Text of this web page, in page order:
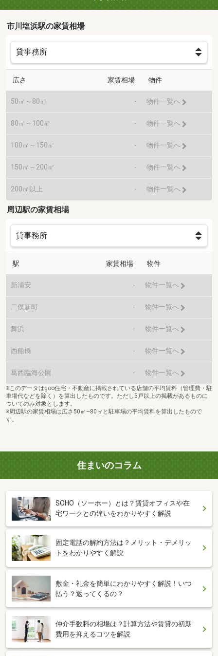
市川塩浜駅の家賃相場
広さ 家賃相場 物件
50㎡～80㎡ - 物件一覧へ
80㎡～100㎡ - 物件一覧へ
100㎡～150㎡ - 物件一覧へ
150㎡～200㎡ - 物件一覧へ
200㎡以上 - 物件一覧へ
周辺駅の家賃相場
駅 家賃相場 物件
新浦安 - 物件一覧へ
二俣新町 - 物件一覧へ
舞浜 - 物件一覧へ
西船橋 - 物件一覧へ
葛西臨海公園 - 物件一覧へ
※このデータはgoo住宅・不動産に掲載されている店舗の平均賃料（管理費・駐
車場代などを除く）を算出したものです。ただし5戸以上の掲載があるものに
ついてのみ対象とします。
※周辺駅の家賃相場は広さ50㎡~80㎡と駐車場の平均賃料を算出したもので
す。
住まいのコラム
SOHO（ソーホー）とは？賃貸オフィスや在
宅ワークとの違いをわかりやすく解説
固定電話の解約方法は？メリット・デメリッ
トをわかりやすく解説
敷金・礼金を簡単にわかりやすく解説！いつ
払う？返ってくるの？
仲介手数料の相場は？計算方法や賃貸の初期
費用を抑えるコツを解説